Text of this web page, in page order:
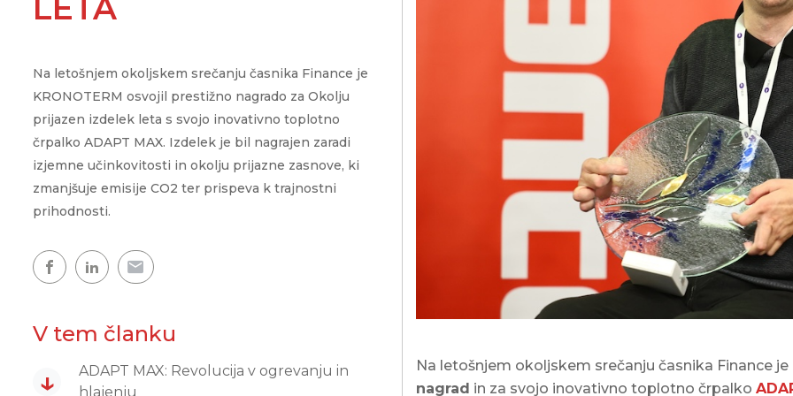
Udobje doma
Topla voda
Zemljevid toplotnih črpalk
Izkušnje naših strank
Poslovni in javni objekti
Segrevanje sanitarne vode
Ogrevanje in hlajenje poslovnih
Izkoriščanje odpadne toplote
Zemljevid toplotnih črpalk
Izkušnje naših strank
WPG Portal za partnerje
Vir informacij in orodja za
pomoč pooblaščenim
partnerjem
LETA
Na letošnjem okoljskem srečanju časnika Finance je
KRONOTERM osvojil prestižno nagrado za Okolju
prijazen izdelek leta s svojo inovativno toplotno
črpalko ADAPT MAX. Izdelek je bil nagrajen zaradi
izjemne učinkovitosti in okolju prijazne zasnove, ki
zmanjšuje emisije CO2 ter prispeva k trajnostni
prihodnosti.
V tem članku
↓
ADAPT MAX: Revolucija v ogrevanju in
hlajenju
Na letošnjem okoljskem srečanju časnika Finance
nagrad in za svojo inovativno toplotno črpalko